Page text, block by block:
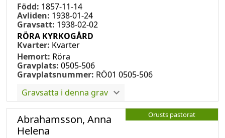
Född: 1857-11-14
Avliden: 1938-01-24
Gravsatt: 1938-02-02
RÖRA KYRKOGÅRD
Kvarter: Kvarter
Hemort: Röra
Gravplats: 0505-506
Gravplatsnummer: RÖ01 0505-506
Gravsatta i denna grav
Orusts pastorat
Abrahamsson, Anna
Helena